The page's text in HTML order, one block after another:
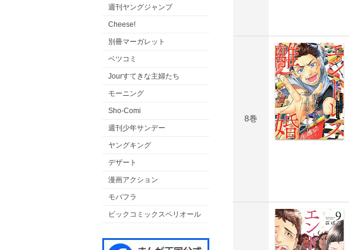
週刊ヤングジャンプ
Cheese!
別冊マーガレット
ベツコミ
Jourすてきな主婦たち
モーニング
Sho-Comi
週刊少年サンデー
ヤングキング
デザート
漫画アクション
モバフラ
ビックコミックスペリオール
8巻